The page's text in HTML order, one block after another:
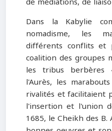
Dans la Kabylie
nomadisme, les
différents conflits et
coalition des groupes
les tribus berbères
l'Aurès, les
rivalités et facilitaient
l'insertion et l'union
1685, le Cheikh des B.